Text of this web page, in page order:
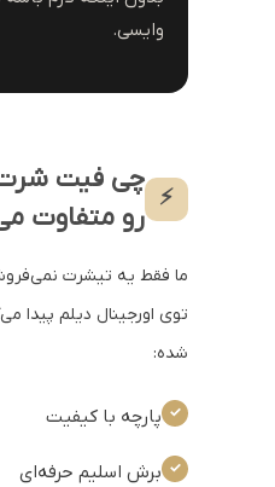
وایسی.
⚡
چی فیت شرت
رو متفاوت
ما فقط یه تیشرت
توی اورجینال دیلم پیدا
شده:
پارچه با کیفیت
برش اسلیم حرفه‌ای